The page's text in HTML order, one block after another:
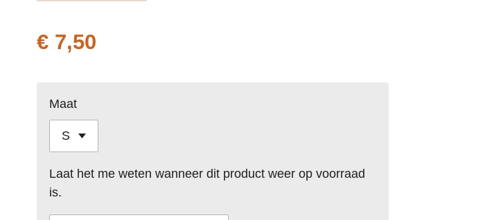
€ 7,50
Maat
Laat het me weten wanneer dit product weer op voorraad
is.